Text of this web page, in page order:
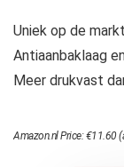
Uniek op de
Antiaanbaklaag
Meer drukvast
Amazon.nl Price:€11.60